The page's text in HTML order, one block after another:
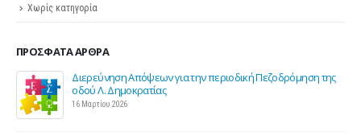
Χωρίς κατηγορία
ΠΡΌΣΦΑΤΑ ΆΡΘΡΑ
Διερεύνηση Απόψεων για την περιοδική Πεζοδρόμηση της
οδού Λ. Δημοκρατίας
16 Μαρτίου 2026